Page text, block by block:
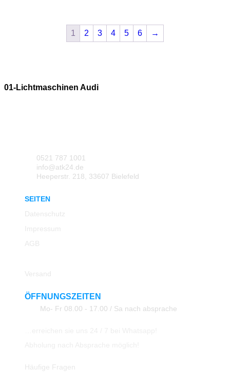
1 2 3 4 5 6 →
01-Lichtmaschinen Audi
0521 787 1001
info@atk24.de
Heeperstr. 218, 33607 Bielefeld
SEITEN
Datenschutz
Impressum
AGB
Versand
ÖFFNUNGSZEITEN
Mo- Fr 08.00 - 17.00 / Sa nach absprache
Häufige Fragen